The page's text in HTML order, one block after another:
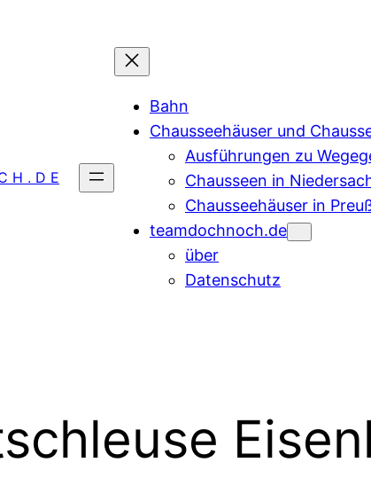
H . D E
Bahn
Chausseehäuser und
Ausführungen zu
Chausseen in
Chausseehäuser in
teamdochnoch.de
über
Datenschutz